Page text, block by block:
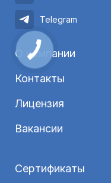
Telegram
О компании
Контакты
Лицензия
Вакансии
Сертификаты